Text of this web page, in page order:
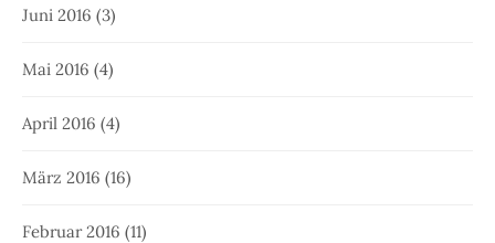
Juni 2016 (3)
Mai 2016 (4)
April 2016 (4)
März 2016 (16)
Februar 2016 (11)